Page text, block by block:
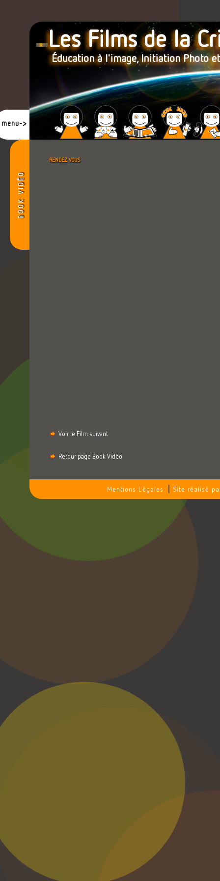
menu->
book vidéo
Les Films de la
Éducation à l'image, Initiation Photo
rendez vous
Voir le Film suivant
Retour page Book Vidéo
Mentions Légales Site réalisé